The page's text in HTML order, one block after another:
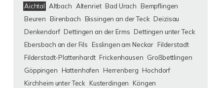
Aichtal Altbach Altenriet Bad Urach
Bempflingen
Beuren
Birenbach Bissingen an der Teck Deizisau
Denkendorf Dettingen an der Erms Dettingen unter Teck
Ebersbach an der Fils
Esslingen am Neckar Filderstadt
Filderstadt-Plattenhardt Frickenhausen Großbettlingen
Göppingen
Hattenhofen Herrenberg Hochdorf
Kirchheim unter Teck
Kusterdingen
Köngen